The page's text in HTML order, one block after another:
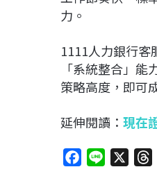
力。
1111人力銀行客
「系統整合」
策略高度，即可
延伸閱讀： 現在